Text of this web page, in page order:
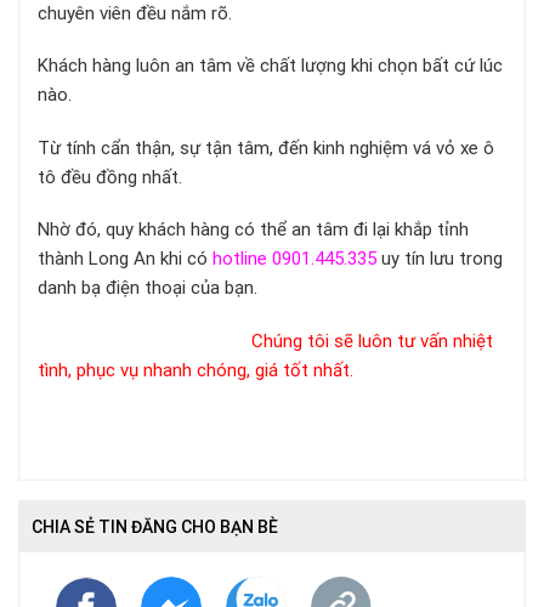
chuyên viên đều nắm rõ.
Khách hàng luôn an tâm về chất lượng khi chọn bất cứ lúc
nào.
Từ tính cẩn thận, sự tận tâm, đến kinh nghiệm vá vỏ xe ô
tô đều đồng nhất.
Nhờ đó, quy khách hàng có thể an tâm đi lại khắp tỉnh
thành Long An khi có hotline 0901.445.335 uy tín lưu trong
danh bạ điện thoại của bạn.
Chúng tôi sẽ luôn tư vấn nhiệt
tình, phục vụ nhanh chóng, giá tốt nhất
CHIA SẺ TIN ĐĂNG CHO BẠN BÈ